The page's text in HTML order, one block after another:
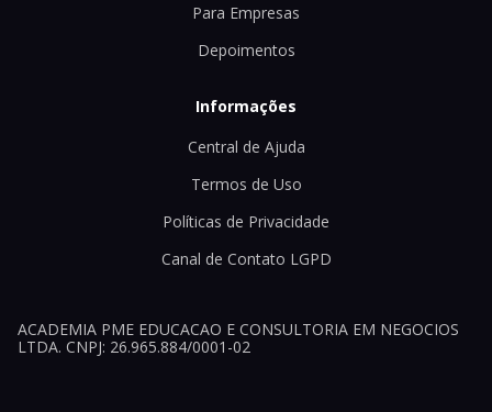
Para Empresas
Depoimentos
Informações
Central de Ajuda
Termos de Uso
Políticas de Privacidade
Canal de Contato LGPD
ACADEMIA PME EDUCACAO E CONSULTORIA EM NEGOCIOS
LTDA. CNPJ: 26.965.884/0001-02